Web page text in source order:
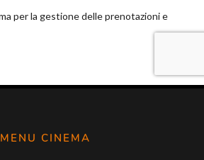
MENU CINEMA